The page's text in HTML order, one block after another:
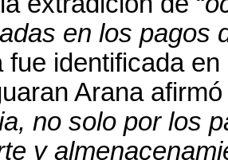
en los pagos
fue identificada
Arana afirmó
no solo por los
y